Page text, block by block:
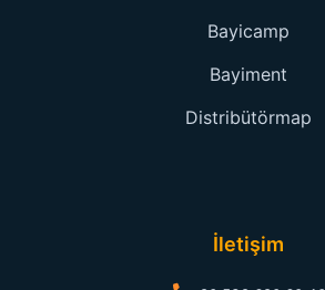
Bayicamp
Bayiment
Distribütörmap
İletişim